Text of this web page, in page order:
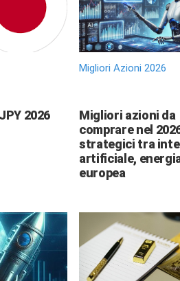
2026
Migliori Azioni 2026
Migliori azioni da
comprare nel
strategici tra
artificiale,
europea